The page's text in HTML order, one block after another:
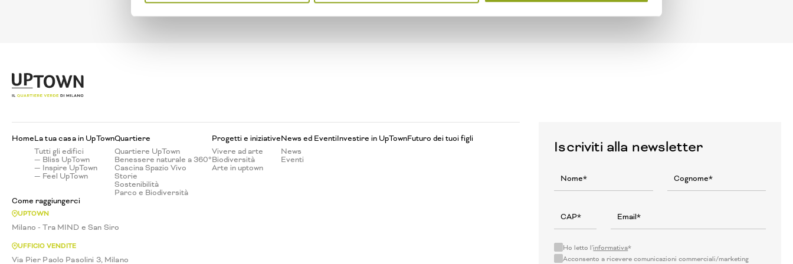
L'attività rientra nella programmazione della UpTown Green Week 2025.
HomeLa tua casa in UpTown
Tutti gli edifici
— Bliss UpTown
— Inspire UpTown
— Feel UpTown
Quartiere
Quartiere UpTown
Benessere naturale a 360°
Cascina Spazio Vivo
Storie
Sostenibilità
Parco e Biodiversità
Progetti e iniziative
Vivere ad arte
Biodiversità
Arte in uptown
News ed Eventi
News
Eventi
Investire in UpTownFuturo dei tuoi figli
Come raggiungerci
UPTOWN
Milano - Tra MIND e San Siro
UFFICIO VENDITE
Via Pier Paolo Pasolini 3, Milano
Iscriviti alla newsletter
Ho letto l'informativa*
Acconsento a ricevere comunicazioni commerciali/marketing